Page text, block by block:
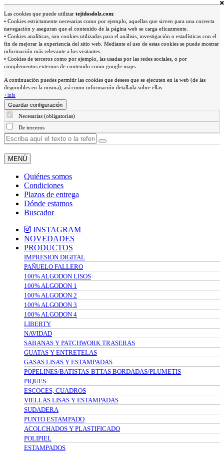
Las cookies que puede utilizar tejidosdolz.com:
• Cookies estrictamente necesarias como por ejemplo, aquellas que sirven para una correcta
navegación y aseguran que el contenido de la página web se carga eficazmente.
• Cookies analíticas, son cookies utilizadas para el análisis, investigación o estadísticas con el
fin de mejorar la experiencia del sitio web. Mediante el uso de estas cookies se puede mostrar
información más relevante a los visitantes.
• Cookies de terceros como por ejemplo, las usadas por las redes sociales, o por
complementos externos de contenido como google maps.
A continuación puedes permitir las cookies que desees que se ejecuten en la web (de las
disponibles en la misma), así como información detallada sobre ellas:
+ info
Guardar configuración
Necesarias (obligatorias)
De terceros
MENÚ
Quiénes somos
Condiciones
Plazos de entrega
Dónde estamos
Buscador
INSTAGRAM
NOVEDADES
PRODUCTOS
IMPRESION DIGITAL
PAÑUELO FALLERO
100% ALGODON LISOS
100% ALGODON 1
100% ALGODON 2
100% ALGODON 3
100% ALGODON 4
LIBERTY
NAVIDAD
SABANAS Y PATCHWORK TRASERAS
GUATAS Y ENTRETELAS
GASAS LISAS Y ESTAMPADAS
POPELINES/BATISTAS-BTTAS BORDADAS/PLUMETIS
PIQUES
ESCOCES, CUADROS
VIELLAS LISAS Y ESTAMPADAS
SUDADERA
PUNTO ESTAMPADO
ACOLCHADOS Y PLASTIFICADO
POLIPIEL
ESTAMPADOS